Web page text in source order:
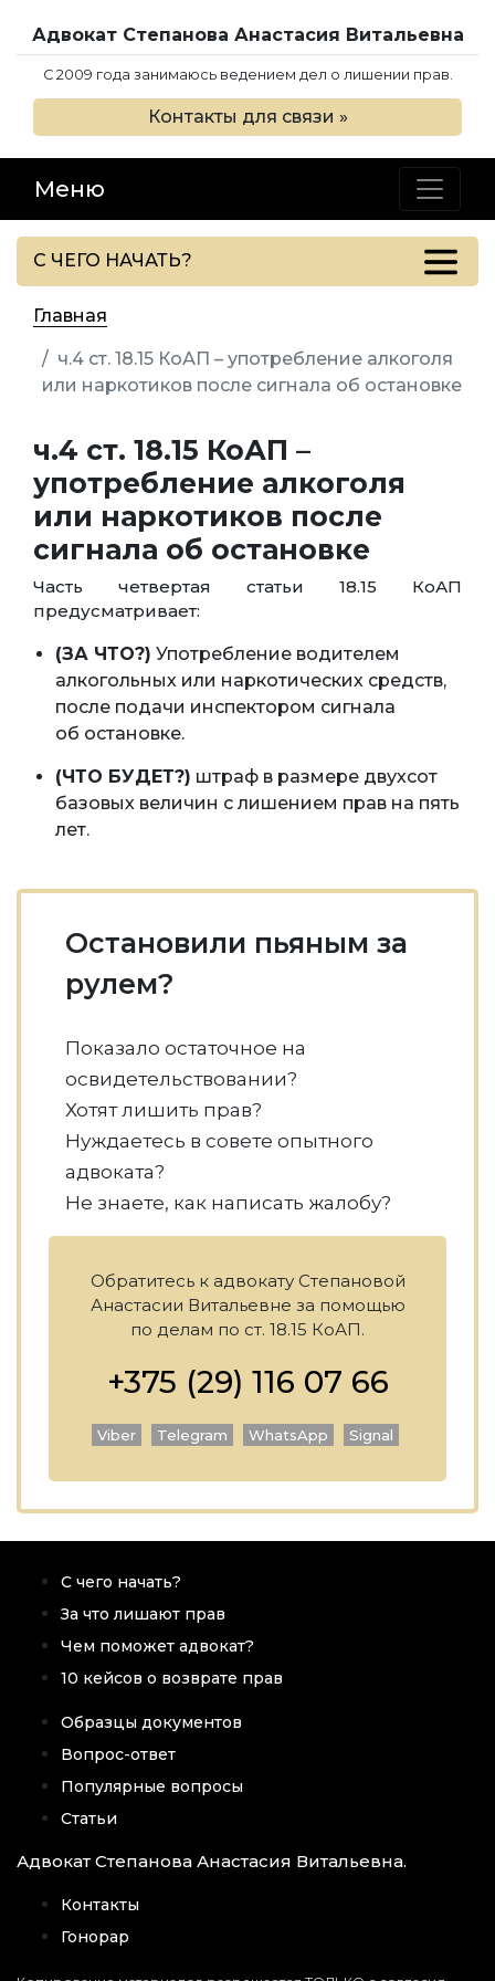
Адвокат Степанова Анастасия Витальевна
C 2009 года занимаюсь ведением дел о лишении прав.
Контакты для связи »
Меню
С ЧЕГО НАЧАТЬ?
Главная
ч.4 ст. 18.15 КоАП – употребление алкоголя
или наркотиков после сигнала об остановке
ч.4 ст. 18.15 КоАП –
употребление алкоголя
или наркотиков после
сигнала об остановке
Часть четвертая статьи 18.15 КоАП
предусматривает:
(ЗА ЧТО?) Употребление водителем
алкогольных или наркотических средств,
после подачи инспектором сигнала
об остановке.
(ЧТО БУДЕТ?) штраф в размере двухсот
базовых величин с лишением прав на пять
лет.
Остановили пьяным за
рулем?
Показало остаточное на
освидетельствовании?
Хотят лишить прав?
Нуждаетесь в совете опытного
адвоката?
Не знаете, как написать жалобу?
Обратитесь к адвокату Степановой
Анастасии Витальевне за помощью
по делам по ст. 18.15 КоАП.
+375 (29) 116 07 66
Viber Telegram WhatsApp Signal
С чего начать?
За что лишают прав
Чем поможет адвокат?
10 кейсов о возврате прав
Образцы документов
Вопрос-ответ
Популярные вопросы
Статьи
Адвокат Степанова Анастасия Витальевна.
Контакты
Гонорар